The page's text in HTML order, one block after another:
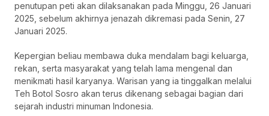
penutupan peti akan dilaksanakan pada Minggu, 26 Januari
2025, sebelum akhirnya jenazah dikremasi pada Senin, 27
Januari 2025.
Kepergian beliau membawa duka mendalam bagi keluarga,
rekan, serta masyarakat yang telah lama mengenal dan
menikmati hasil karyanya. Warisan yang ia tinggalkan melalui
Teh Botol Sosro akan terus dikenang sebagai bagian dari
sejarah industri minuman Indonesia.